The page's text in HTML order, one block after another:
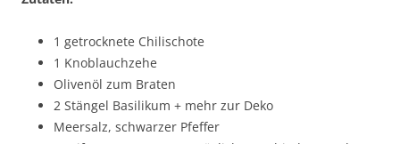
1 getrocknete Chilischote
1 Knoblauchzehe
Olivenöl zum Braten
2 Stängel Basilikum + mehr zur Deko
Meersalz, schwarzer Pfeffer